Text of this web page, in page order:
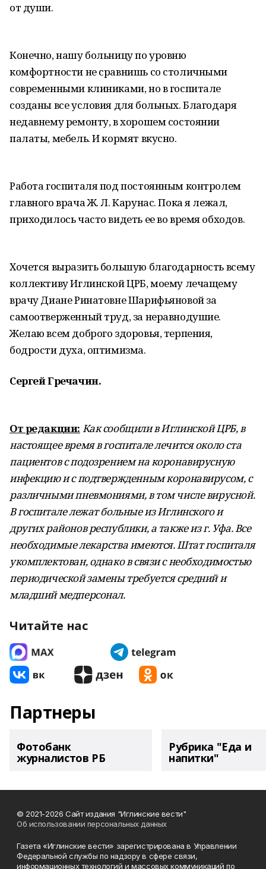
от души.
Конечно, нашу больницу по уровню
комфортности не сравнишь со столичными
современными клиниками, но в госпитале
созданы все условия для больных. Благодаря
недавнему ремонту, в хорошем состоянии
палаты, мебель. И кормят вкусно.
Работа госпиталя под постоянным контролем
главного врача Ж. Л. Карунас. Пока я лежал,
приходилось часто видеть ее во время обходов.
Хочется выразить большую благодарность всему
коллективу Иглинской ЦРБ, моему лечащему
врачу Диане Ринатовне Шарифьяновой за
самоотверженный труд, за неравнодушие.
Желаю всем доброго здоровья, терпения,
бодрости духа, оптимизма.
Сергей Гречачин.
От редакции: Как сообщили в Иглинской ЦРБ, в
настоящее время в госпитале лечится около ста
пациентов с подозрением на коронавирусную
инфекцию и с подтвержденным коронавирусом, с
различными пневмониями, в том числе вирусной.
В госпитале лежат больные из Иглинского и
других районов республики, а также из г. Уфа. Все
необходимые лекарства имеются. Штат госпиталя
укомплектован, однако в связи с необходимостью
периодической замены требуется средний и
младший медперсонал.
Читайте нас
Партнеры
Фотобанк
журналистов РБ
Рубрика "Еда и
напитки"
© 2021-2026 Сайт издания "Иглинские вести"
Об использовании персональных данных
Газета «Иглинские вести» зарегистрирована в Управлении
Федеральной службы по надзору в сфере связи,
информационных технологий и массовых коммуникаций по